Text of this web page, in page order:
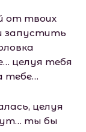
от твоих
запустить
целуя тебя
тебе…
целуя
ты бы